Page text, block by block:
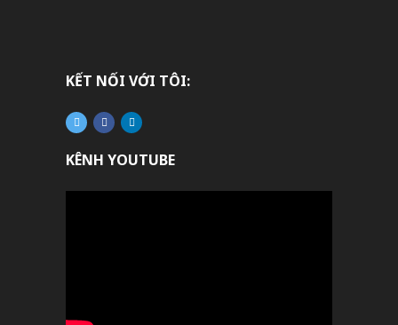
KẾT NỐI VỚI TÔI:
KÊNH YOUTUBE